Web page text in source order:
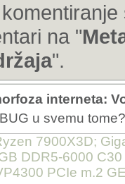
na "
".
interneta:
u svemu
7900X3D;
DDR5-6000
PCIe m.2